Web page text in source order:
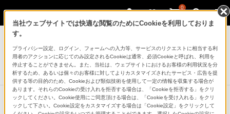
0
サウンドバー／ホームシアターシステム
ホームシアターシステム
BRAVIA Theatre System 6
次の特長へ
当社ウェブサイトでは快適な閲覧のためにCookieを利用しておりま
す。
プライバシー設定、ログイン、フォームへの入力等、サービスのリクエストに相当する利
用者のアクションに応じてのみ設定されるCookieは通常、必須Cookieと呼ばれ、利用を
停止することができません。また、当社は、ウェブサイトにおけるお客様の利用状況を分
析するため、あるいは個々のお客様に対してよりカスタマイズされたサービス・広告を提
供する等の目的のため、Cookieおよび類似技術を使用して一定の情報を収集する場合が
あります。それらのCookieの受け入れを拒否する場合は、「Cookieを拒否する」をクリ
ックしてください。Cookie使用にご同意頂ける場合は、「Cookieを受け入れる」をクリ
ックして下さい。Cookie設定をカスタマイズする場合は「Cookie設定」をクリックして